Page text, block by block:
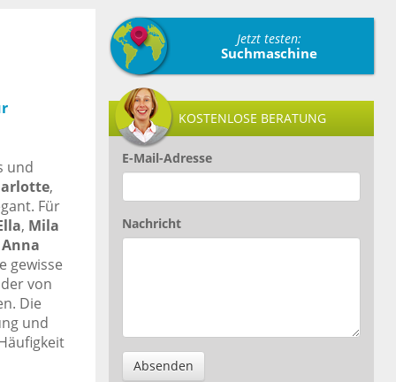
und
,
Für
, Mila
Anna
gewisse
von
Die
und
Jetzt testen:
Suchmaschine
KOSTENLOSE BERATUNG
E-Mail-Adresse
Nachricht
Absenden